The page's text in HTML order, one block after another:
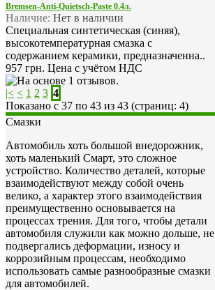
Bremsen-Anti-Quietsch-Paste 0.4л.
Наличие: Нет в наличии
Специальная синтетическая (синяя),
высокотемпературная смазка с
содержанием керамики, предназначенна..
957 грн. Цена с учётом НДС
|< < 1 2 3 4
Показано с 37 по 43 из 43 (страниц: 4)
Смазки
Автомобиль хоть большой внедорожник,
хоть маленький Смарт, это сложное
устройство. Количество деталей, которые
взаимодействуют между собой очень
велико, а характер этого взаимодействия
преимущественно основывается на
процессах трения. Для того, чтобы детали
автомобиля служили как можно дольше, не
подвергались деформации, износу и
коррозийным процессам, необходимо
использовать самые разнообразные смазки
для автомобилей.